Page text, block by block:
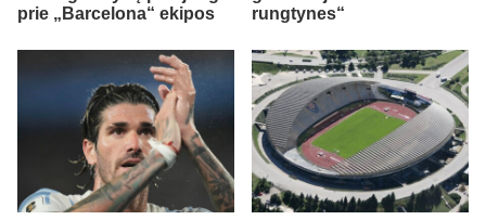
prie „Barcelona“ ekipos
rungtynes“